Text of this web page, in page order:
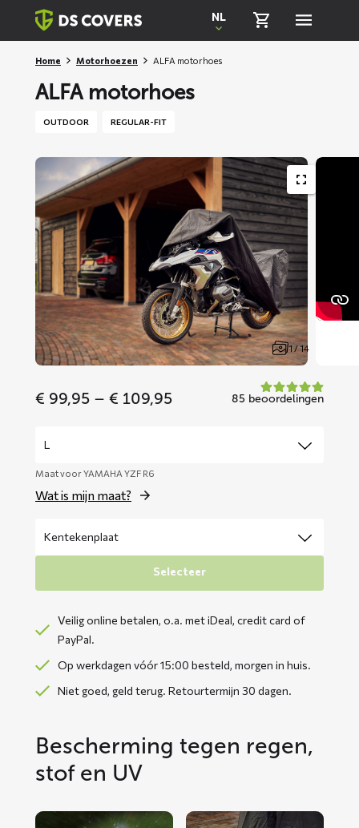
Skiplinks
NL
Home Motorhoezen ALFA motorhoes
ALFA motorhoes
OUTDOOR REGULAR-FIT
1 / 14
€ 99,95 – € 109,95Price
85 beoordelingen
Maat voor YAMAHA YZF R6
Wat is mijn maat?
Selecteer
Veilig online betalen, o.a. met iDeal, credit card of
PayPal.
Op werkdagen vóór 15:00 besteld, morgen in huis.
Niet goed, geld terug. Retourtermijn 30 dagen.
Bescherming tegen regen,
stof en UV